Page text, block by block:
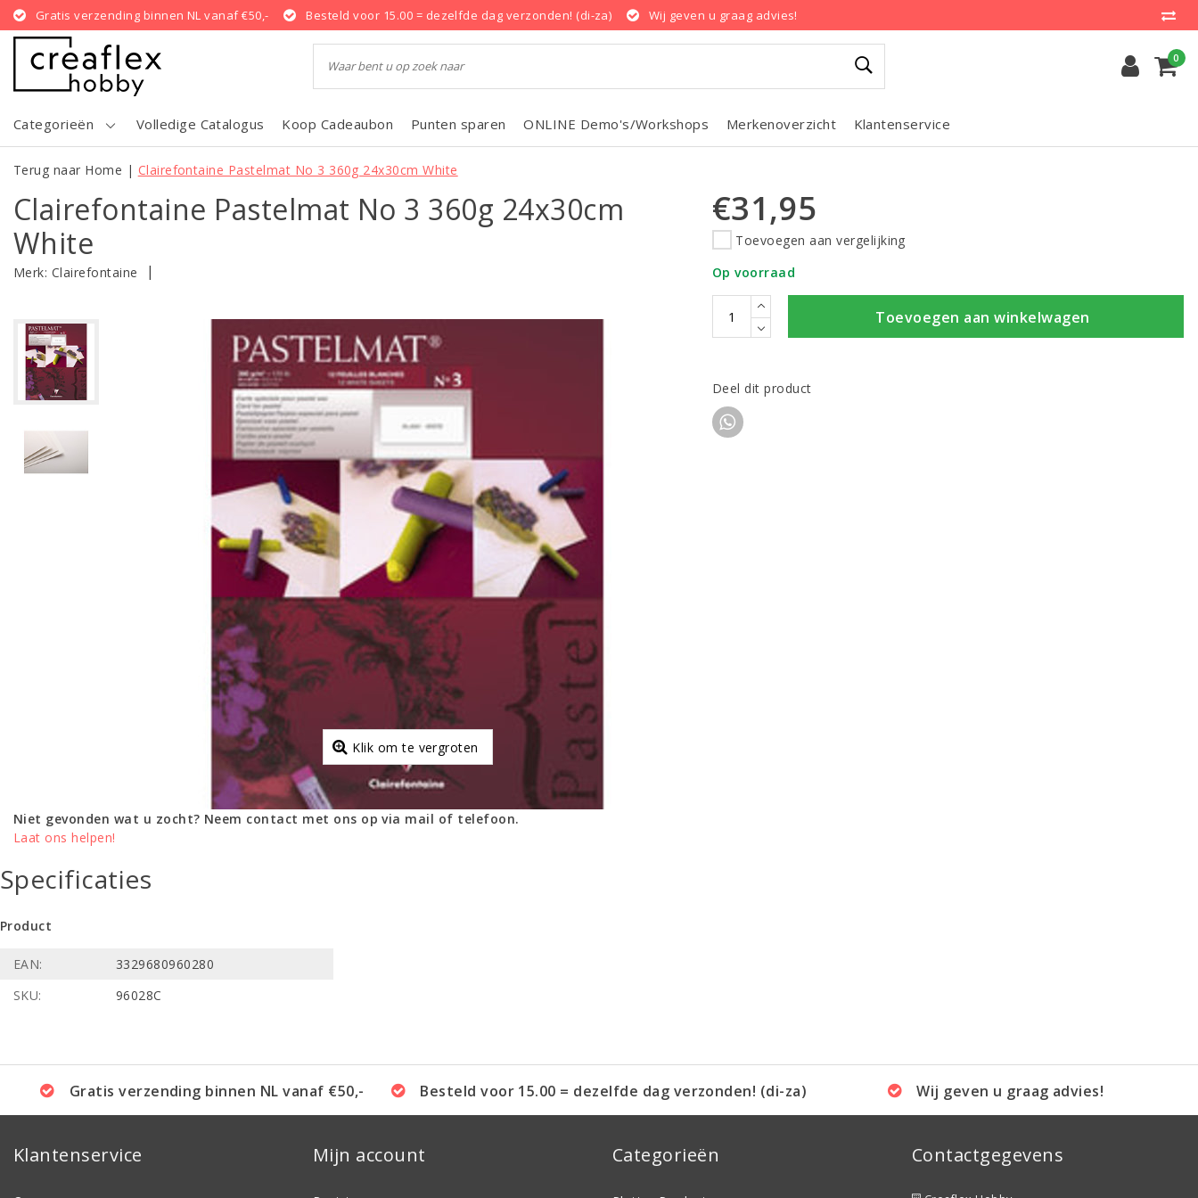
Gratis verzending binnen NL vanaf €50,- Besteld voor 15.00 = dezelfde dag verzonden! (di-za) Wij geven u graag advies!
0
Categorieën Volledige Catalogus Koop Cadeaubon Punten sparen ONLINE Demo's/Workshops Merkenoverzicht Klantenservice
Terug naar Home | Clairefontaine Pastelmat No 3 360g 24x30cm White
Clairefontaine Pastelmat No 3 360g 24x30cm
White
Merk: Clairefontaine |
Klik om te vergroten
€31,95
Toevoegen aan vergelijking
Op voorraad
Toevoegen aan winkelwagen
Deel dit product
Niet gevonden wat u zocht? Neem contact met ons op via mail of telefoon.
Laat ons helpen!
Specificaties
Product
EAN:
3329680960280
SKU:
96028C
Gratis verzending binnen NL vanaf €50,- Besteld voor 15.00 = dezelfde dag verzonden! (di-za) Wij geven u graag advies!
Klantenservice Mijn account Categorieën Contactgegevens